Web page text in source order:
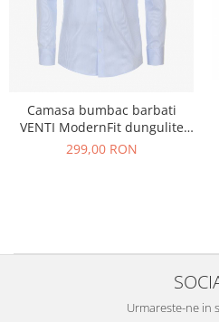
Camasa bumbac barbati
VENTI ModernFit dungulite
bleu
299,00 RON
Urmareste-ne in